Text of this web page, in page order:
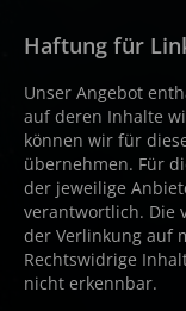
Haftung für
Unser Angebot
auf deren Inhalte
können wir für
übernehmen. Für
der jeweilige
verantwortlich. Die
der Verlinkung auf
Rechtswidrige
nicht erkennbar.